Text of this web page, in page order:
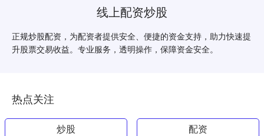
线上配资炒股
正规炒股配资，为配资者提供安全、便捷的资金支持，助力快速提
升股票交易收益。专业服务，透明操作，保障资金安全。
热点关注
炒股 配资